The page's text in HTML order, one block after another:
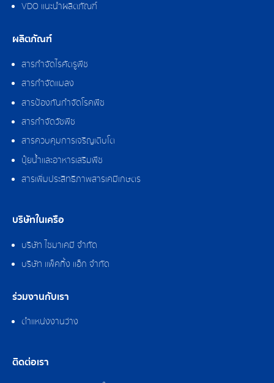
VDO แนะนำผลิตภัณฑ์
ผลิตภัณฑ์
สารกำจัดไรศัตรูพืช
สารกำจัดแมลง
สารป้องกันกำจัดโรคพืช
สารกำจัดวัชพืช
สารควบคุมการเจริญเติบโต
ปุ๋ยน้ำและอาหารเสริมพืช
สารเพิ่มประสิทธิภาพสารเคมีเกษตร
บริษัทในเครือ
บริษัท ไซมาเคมี จำกัด
บริษัท แพ็คกิ้ง แอ็ก จำกัด
ร่วมงานกับเรา
ตำแหน่งงานว่าง
ติดต่อเรา